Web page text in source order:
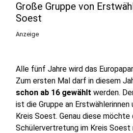
Große Gruppe von
Soest
Anzeige
Alle fünf Jahre wird das
Zum ersten Mal darf in diesem
schon ab 16 gewählt werden.
ist die Gruppe an Erstwählerinnen
Kreis Soest. Genau diese möchte
Schülervertretung im Kreis Soest